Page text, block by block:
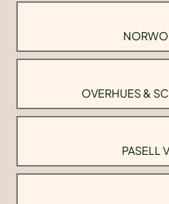
OVERHUES &
PASELL